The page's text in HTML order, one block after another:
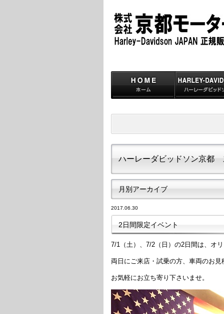
ハーレーダビッドソン京都
月別アーカイブ
2017.06.30
2日間限定イベント
7/1（土）、7/2（日）の2日間は、オ
両日にご来店・試乗の方、車両のお
お気軽にお立ち寄り下さいませ。